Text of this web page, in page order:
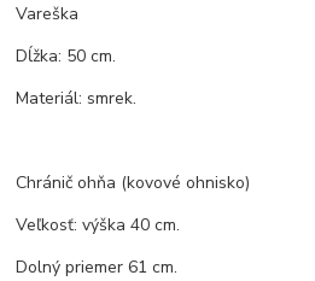
Vareška
Dĺžka: 50 cm.
Materiál: smrek.
Chránič ohňa (kovové ohnisko)
Veľkosť: výška 40 cm.
Dolný priemer 61 cm.